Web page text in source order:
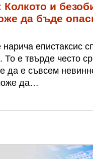
и
да бъде
епистаксис
То е твърде често
да е съвсем
да…